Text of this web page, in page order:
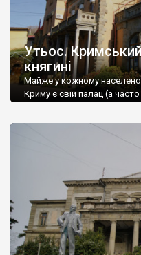
Утьос.
княгині
Майже у кожному
Криму є свій палац (а часто